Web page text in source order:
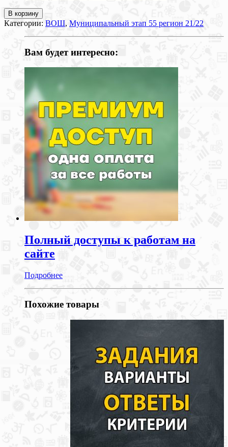
В корзину
Категории: ВОШ, Муниципальный этап 55 регион 21/22
Вам будет интересно:
Полный доступы к работам на
сайте
Подробнее
Похожие товары